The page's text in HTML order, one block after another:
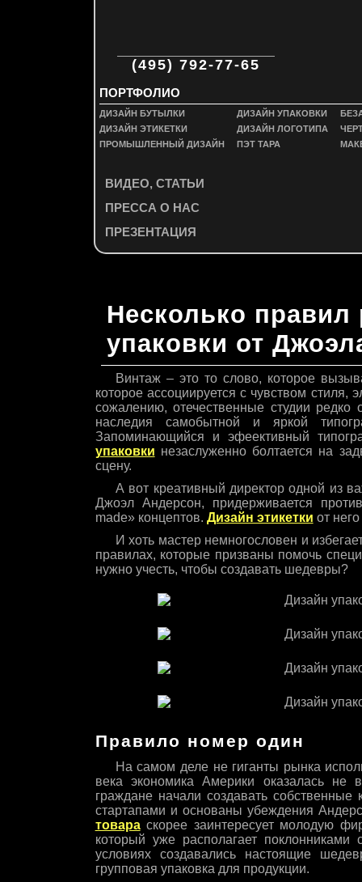
(495) 792-77-65
ПОРТФОЛИО
ДИЗАЙН БУТЫЛКИ
ДИЗАЙН ЭТИКЕТКИ
ПРОМЫШЛЕННЫЙ ДИЗАЙН
ДИЗАЙН УПАКОВКИ
ДИЗАЙН ЛОГОТИПА
ПЭТ ТАРА
ВИДЕО, СТАТЬИ
ПРЕССА О НАС
ПРЕЗЕНТАЦИЯ
Несколько правил
упаковки от
Винтаж – это то слово, которое
которое ассоциируется с чувством стиля,
сожалению, отечественные студии
наследия самобытной и яркой
Запоминающийся и эфеективный
упаковки незаслуженно болтается на
сцену.
А вот креативный директор одной из
Джоэл Андерсон, придерживается
made» концептов. Дизайн этикетки от
И хоть мастер немногословен и
правилах, которые призваны помочь
нужно учесть, чтобы создавать шедевры?
Правило номер один
На самом деле не гиганты рынка
века экономика Америки оказалась
граждане начали создавать
стартапами и основаны убеждения
товараскорее заинтересует молодую
который уже располагает
условиях создавались настоящие
групповая упаковка для продукции.